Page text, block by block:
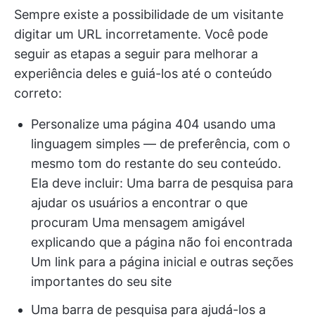
Sempre existe a possibilidade de um visitante
digitar um URL incorretamente. Você pode
seguir as etapas a seguir para melhorar a
experiência deles e guiá-los até o conteúdo
correto:
Personalize uma página 404 usando uma
linguagem simples — de preferência, com o
mesmo tom do restante do seu conteúdo.
Ela deve incluir: Uma barra de pesquisa para
ajudar os usuários a encontrar o que
procuram Uma mensagem amigável
explicando que a página não foi encontrada
Um link para a página inicial e outras seções
importantes do seu site
Uma barra de pesquisa para ajudá-los a